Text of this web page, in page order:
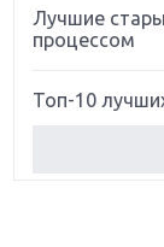
Лучшие
процессом
Топ-10